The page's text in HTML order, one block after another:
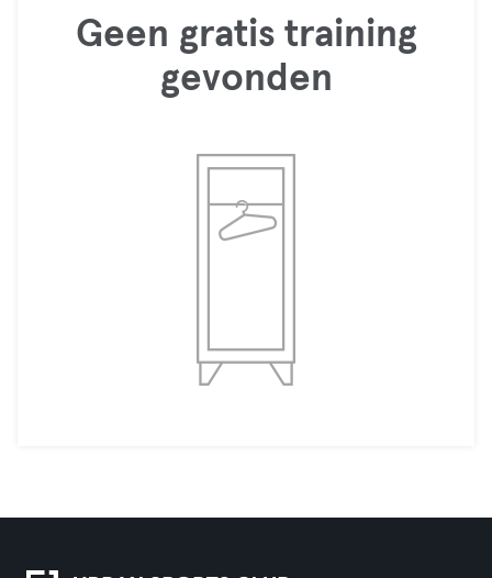
Geen gratis training
gevonden